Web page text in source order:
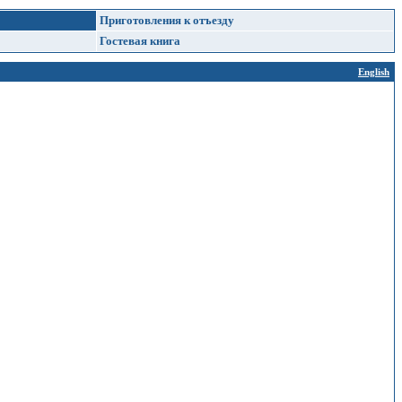
Приготовления к отъезду
Гостевая книга
English